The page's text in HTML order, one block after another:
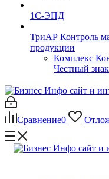
1С-ЭПД
ТриАР Контроль
продукции
Комплекс
Честный
Сравнение0